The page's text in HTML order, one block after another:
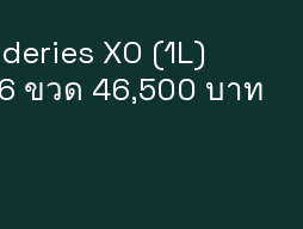
XO (1L)
ขวด 46,500 บาท